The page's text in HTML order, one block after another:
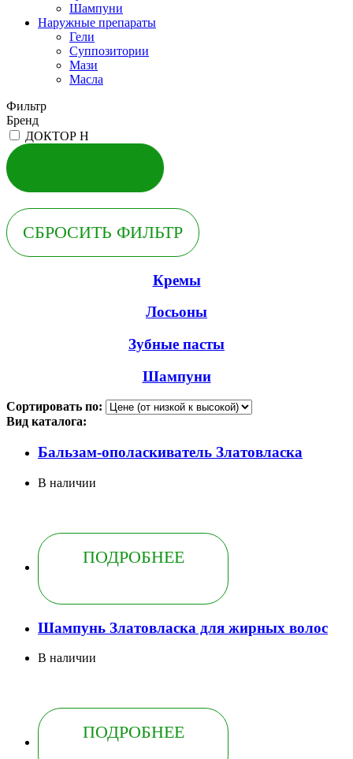
Шампуни
Наружные препараты
Гели
Суппозитории
Мази
Масла
Фильтр
Бренд
ДОКТОР Н
Кремы
Лосьоны
Зубные пасты
Шампуни
Сортировать по:
Вид каталога:
Бальзам-ополаскиватель Златовласка
В наличии
ПОДРОБНЕЕ
Шампунь Златовласка для жирных волос
В наличии
ПОДРОБНЕЕ